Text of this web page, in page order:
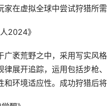
家在虚拟全球中尝试狩猎所
2024》
广袤荒野之中，采用写实风
律展开追踪，运用包括步枪
和环境适应性。成功狩猎后